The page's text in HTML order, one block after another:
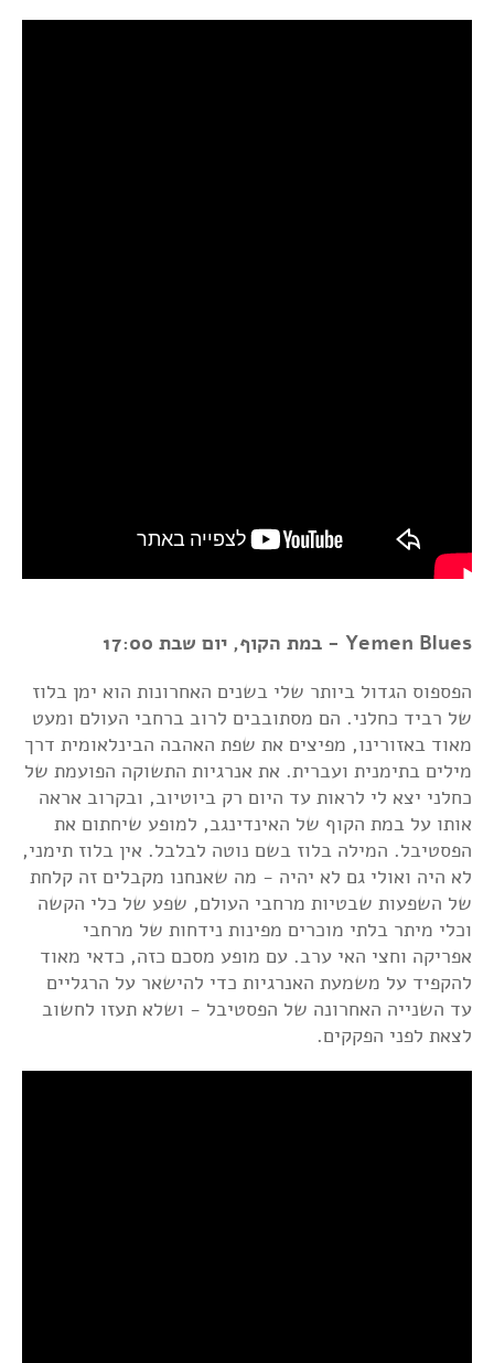
Yemen Blues - במת הקוף, יום שבת 17:00
הפספוס הגדול ביותר שלי בשנים האחרונות הוא ימן בלוז
של רביד כחלני. הם מסתובבים לרוב ברחבי העולם ומעט
מאוד באזורינו, מפיצים את שפת האהבה הבינלאומית דרך
מילים בתימנית ועברית. את אנרגיות התשוקה הפועמת של
כחלני יצא לי לראות עד היום רק ביוטיוב, ובקרוב אראה
אותו על במת הקוף של האינדינגב, למופע שיחתום את
הפסטיבל. המילה בלוז בשם נוטה לבלבל. אין בלוז תימני,
לא היה ואולי גם לא יהיה - מה שאנחנו מקבלים זה קלחת
של השפעות שבטיות מרחבי העולם, שפע של כלי הקשה
וכלי מיתר בלתי מוכרים מפינות נידחות של מרחבי
אפריקה וחצי האי ערב. עם מופע מסכם כזה, כדאי מאוד
להקפיד על משמעת האנרגיות כדי להישאר על הרגליים
עד השנייה האחרונה של הפסטיבל - ושלא תעזו לחשוב
לצאת לפני הפקקים.